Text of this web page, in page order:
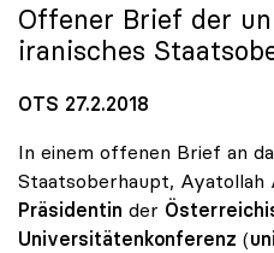
Offener Brief der
iranisches
OTS 27.2.2018
In einem offenen Brief an
Staatsoberhaupt, Ayatollah
Präsidentin der
Universitätenkonferenz (